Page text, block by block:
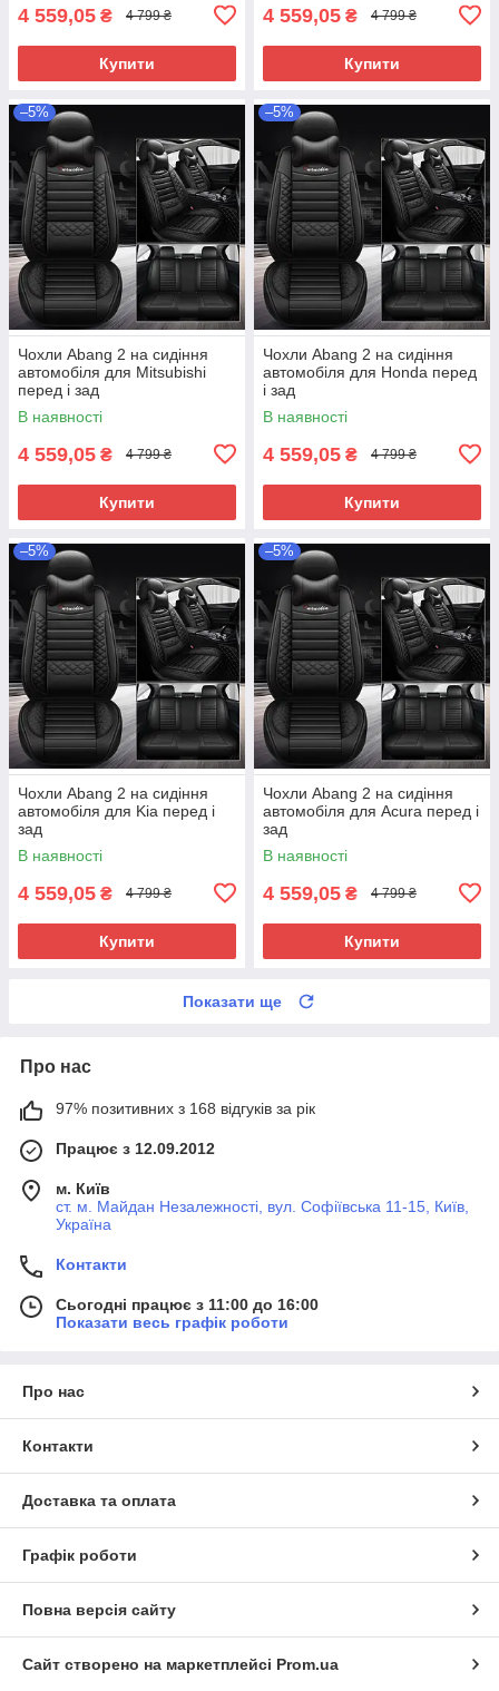
4 559,05 ₴ 4 799 ₴
Купити
4 559,05 ₴ 4 799 ₴
Купити
–5%
Чохли Abang 2 на сидіння
автомобіля для Mitsubishi
перед і зад
В наявності
4 559,05 ₴ 4 799 ₴
Купити
–5%
Чохли Abang 2 на сидіння
автомобіля для Honda перед
і зад
В наявності
4 559,05 ₴ 4 799 ₴
Купити
–5%
Чохли Abang 2 на сидіння
автомобіля для Kia перед і
зад
В наявності
4 559,05 ₴ 4 799 ₴
Купити
–5%
Чохли Abang 2 на сидіння
автомобіля для Acura перед і
зад
В наявності
4 559,05 ₴ 4 799 ₴
Купити
Показати ще
Про нас
97% позитивних з 168 відгуків за рік
Працює з 12.09.2012
м. Київ
ст. м. Майдан Незалежності, вул. Софіївська 11-15, Київ,
Україна
Контакти
Сьогодні працює з 11:00 до 16:00
Показати весь графік роботи
Про нас
Контакти
Доставка та оплата
Графік роботи
Повна версія сайту
Сайт створено на маркетплейсі Prom.ua